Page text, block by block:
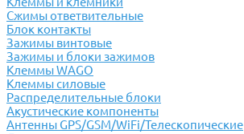
Cжимы ответвительные
Блок контакты
Зажимы винтовые
Зажимы и блоки зажимов
Клеммы WAGO
Клеммы силовые
Распределительные блоки
Акустические компоненты
Антенны GPS/GSM/WiFi/Телескопические